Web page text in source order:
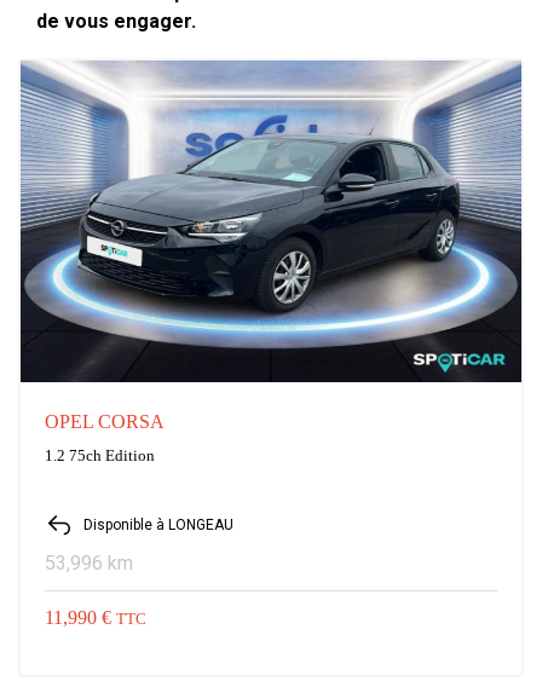
de vous engager.
OPEL CORSA
1.2 75ch Edition
Disponible à LONGEAU
53,996 km
11,990 € TTC